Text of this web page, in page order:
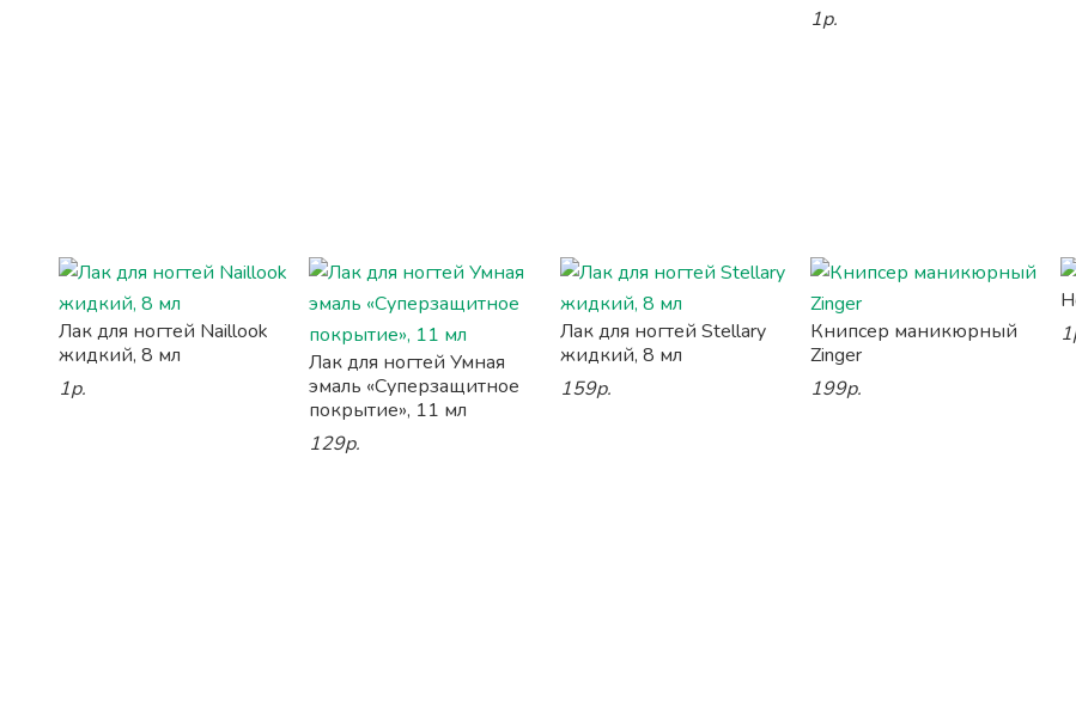
1р.
Лак для ногтей Naillook
жидкий, 8 мл
1р.
Лак для ногтей Умная
эмаль «Суперзащитное
покрытие», 11 мл
129р.
Лак для ногтей Stellary
жидкий, 8 мл
159р.
Книпсер маникюрный
Zinger
199р.